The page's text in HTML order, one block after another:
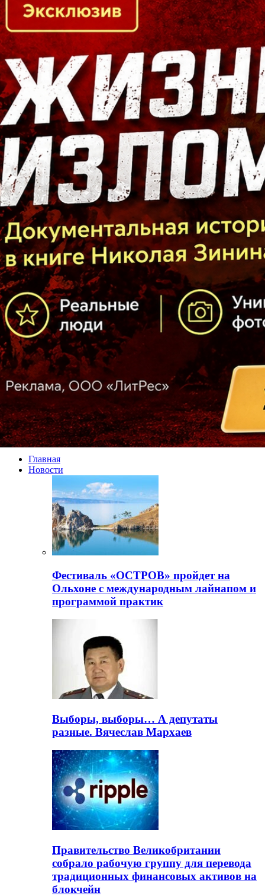
Главная
Новости
Фестиваль «ОСТРОВ» пройдет на
Ольхоне с международным лайнапом и
программой практик
Выборы, выборы… А депутаты
разные. Вячеслав Мархаев
Правительство Великобритании
собрало рабочую группу для перевода
традиционных финансовых активов на
блокчейн